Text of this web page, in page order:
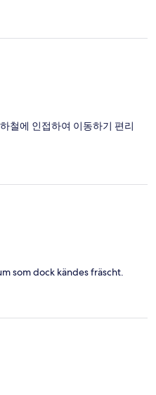
철에 인접하여 이동하기 편리
som dock kändes fräscht.